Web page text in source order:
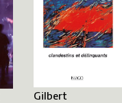
Gilbert